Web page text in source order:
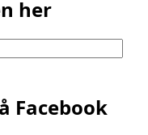
her
Facebook